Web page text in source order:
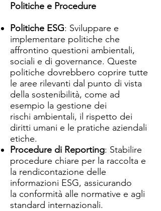
Politiche e Procedure
Politiche ESG: Sviluppare e
implementare politiche che
affrontino questioni ambientali,
sociali e di governance. Queste
politiche dovrebbero coprire tutte
le aree rilevanti dal punto di vista
della sostenibilità, come ad
esempio la gestione dei
rischi ambientali, il rispetto dei
diritti umani e le pratiche aziendali
etiche.
Procedure di Reporting: Stabilire
procedure chiare per la raccolta e
la rendicontazione delle
informazioni ESG, assicurando
la conformità alle normative e agli
standard internazionali.